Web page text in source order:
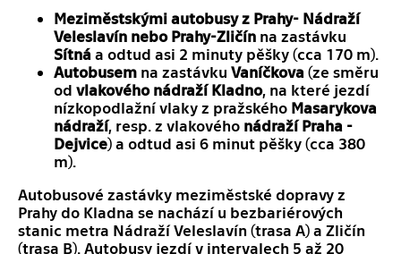
Meziměstskými autobusy z Prahy- Nádraží
Veleslavín nebo Prahy-Zličín na zastávku
Sítná a odtud asi 2 minuty pěšky (cca 170 m).
Autobusem na zastávku Vaníčkova (ze směru
od vlakového nádraží Kladno, na které jezdí
nízkopodlažní vlaky z pražského Masarykova
nádraží, resp. z vlakového nádraží Praha -
Dejvice) a odtud asi 6 minut pěšky (cca 380
m).
Autobusové zastávky meziměstské dopravy z
Prahy do Kladna se nachází u bezbariérových
stanic metra Nádraží Veleslavín (trasa A) a Zličín
(trasa B). Autobusy jezdí v intervalech 5 až 20